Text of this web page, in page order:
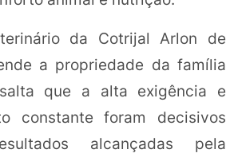
da Cotrijal Arlon de
a propriedade da família
que a alta exigência e
constante foram decisivos
alcançadas pela